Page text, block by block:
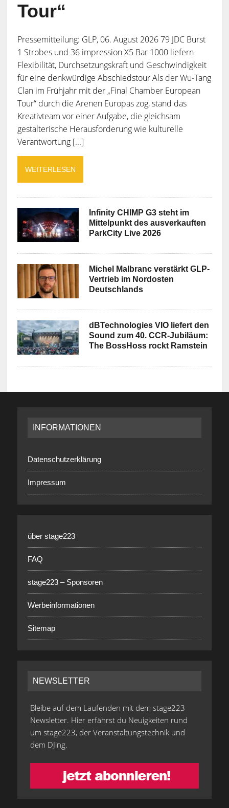
Tour“
Pressemitteilung: GLP, 06. August 2026 79 JDC Burst
1 Strobes und 36 impression X5 Bar 1000 liefern
Flexibilität, Durchsetzungskraft und Geschwindigkeit
für eine denkwürdige Abschiedstour Als der Wu-Tang
Clan im Frühjahr mit der „Final Chamber European
Tour“ durch die Arenen Europas zog, stand das
Kreativteam vor einer Aufgabe, die gleichsam
gestalterische Herausforderung wie kulturelle
Verantwortung [...]
WEITERLESEN
Infinity CHIMP G3 steht im
Mittelpunkt des ausverkauften
ParkCity Live 2026
Michel Malbranc verstärkt GLP-
Vertrieb im Nordosten
Deutschlands
dBTechnologies VIO liefert den
Sound zum 40. CCR-Jubiläum:
The BossHoss rockt Ramstein
INFORMATIONEN
Datenschutzerklärung
Impressum
über stage223
FAQ
stage223 – Sponsoren
Werbeinformationen
Sitemap
NEWSLETTER
Bleibe auf dem Laufenden mit dem stage223
Newsletter. Hier erfährst du Neuigkeiten rund
um stage223, der Veranstaltungstechnik und
dem DJing.